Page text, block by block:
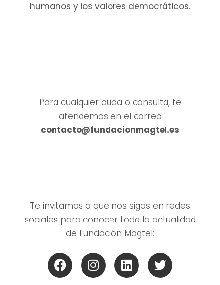
humanos y los valores democráticos.
Para cualquier duda o consulta, te
atendemos en el correo
contacto@fundacionmagtel.es
Te invitamos a que nos sigas en redes
sociales para conocer toda la actualidad
de Fundación Magtel: